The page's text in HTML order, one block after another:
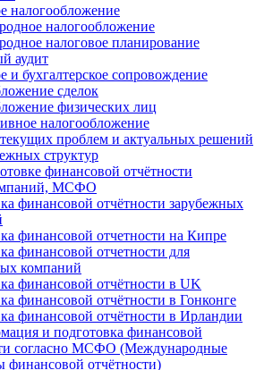
налогообложение
налогообложение
налоговое планирование
аудит
и бухгалтерское сопровождение
сделок
физических лиц
налогообложение
проблем и актуальных решений
структур
финансовой отчётности
МСФО
финансовой отчётности зарубежных
финансовой отчетности на Кипре
финансовой отчетности для
компаний
финансовой отчётности в UK
финансовой отчётности в Гонконге
финансовой отчётности в Ирландии
и подготовка финансовой
согласно МСФО (Международные
финансовой отчётности)